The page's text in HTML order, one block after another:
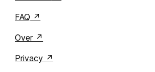
FAQ
Over
Privacy